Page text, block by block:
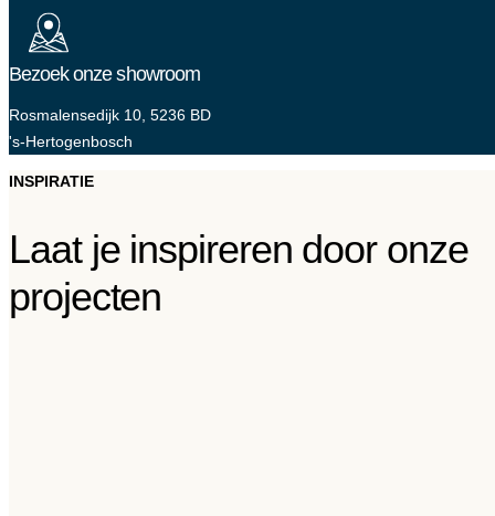
Bezoek onze showroom
Rosmalensedijk 10, 5236 BD
's-Hertogenbosch
INSPIRATIE
Laat je inspireren door onze
projecten